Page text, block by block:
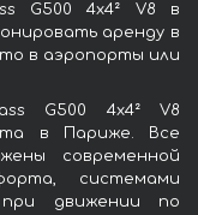
G500 4x4² V8 в
аренду в
в аэропорты или
G500 4x4² V8
в Париже. Все
современной
системами
движении по